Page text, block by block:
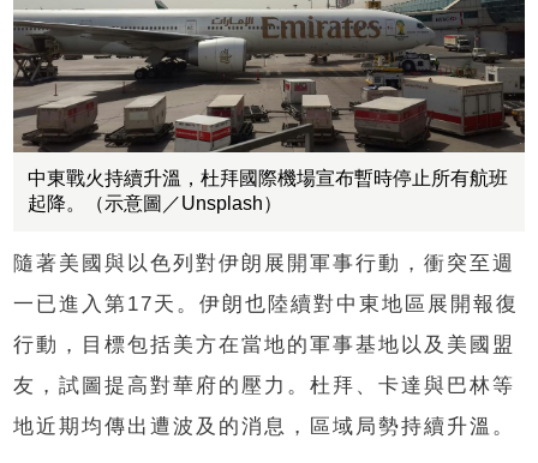
中東戰火持續升溫，杜拜國際機場宣布暫時停止所有航班
起降。（示意圖／Unsplash）
隨著美國與以色列對伊朗展開軍事行動，衝突至週
一已進入第17天。伊朗也陸續對中東地區展開報復
行動，目標包括美方在當地的軍事基地以及美國盟
友，試圖提高對華府的壓力。杜拜、卡達與巴林等
地近期均傳出遭波及的消息，區域局勢持續升溫。